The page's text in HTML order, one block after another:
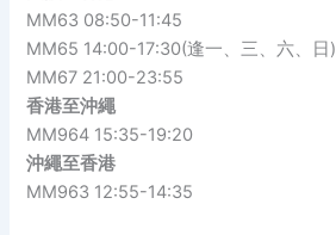
MM63 08:50-11:45
MM65 14:00-17:30(逢一、三、六、日)
MM67 21:00-23:55
香港至沖繩
MM964 15:35-19:20
沖繩至香港
MM963 12:55-14:35